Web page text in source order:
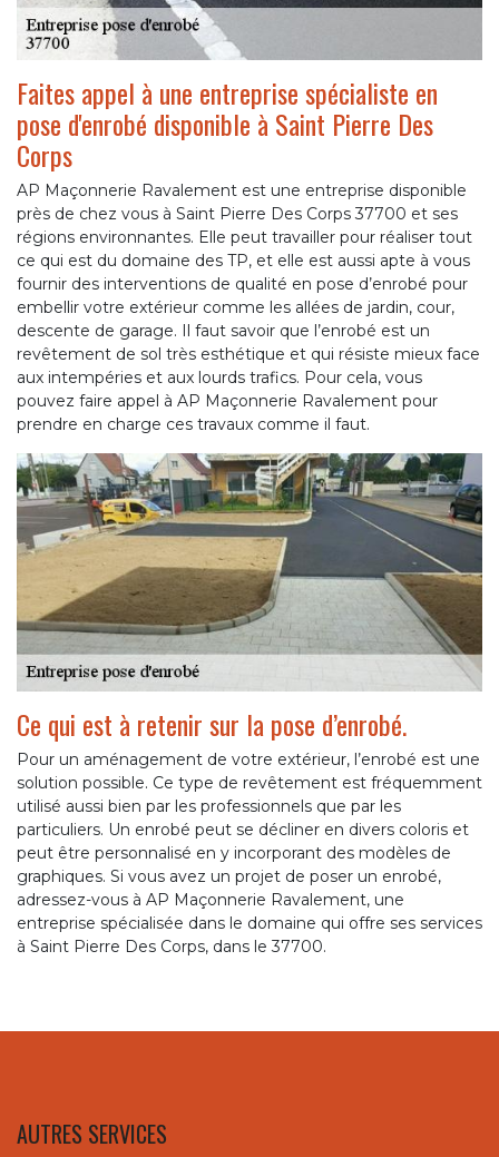
Faites appel à une entreprise spécialiste en
pose d'enrobé disponible à Saint Pierre Des
Corps
AP Maçonnerie Ravalement est une entreprise disponible
près de chez vous à Saint Pierre Des Corps 37700 et ses
régions environnantes. Elle peut travailler pour réaliser tout
ce qui est du domaine des TP, et elle est aussi apte à vous
fournir des interventions de qualité en pose d’enrobé pour
embellir votre extérieur comme les allées de jardin, cour,
descente de garage. Il faut savoir que l’enrobé est un
revêtement de sol très esthétique et qui résiste mieux face
aux intempéries et aux lourds trafics. Pour cela, vous
pouvez faire appel à AP Maçonnerie Ravalement pour
prendre en charge ces travaux comme il faut.
Ce qui est à retenir sur la pose d’enrobé.
Pour un aménagement de votre extérieur, l’enrobé est une
solution possible. Ce type de revêtement est fréquemment
utilisé aussi bien par les professionnels que par les
particuliers. Un enrobé peut se décliner en divers coloris et
peut être personnalisé en y incorporant des modèles de
graphiques. Si vous avez un projet de poser un enrobé,
adressez-vous à AP Maçonnerie Ravalement, une
entreprise spécialisée dans le domaine qui offre ses services
à Saint Pierre Des Corps, dans le 37700.
AUTRES SERVICES